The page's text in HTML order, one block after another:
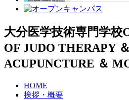
大分医学技術専門学校
OF JUDO THERAPY ＆
ACUPUNCTURE ＆
HOME
挨拶・概要